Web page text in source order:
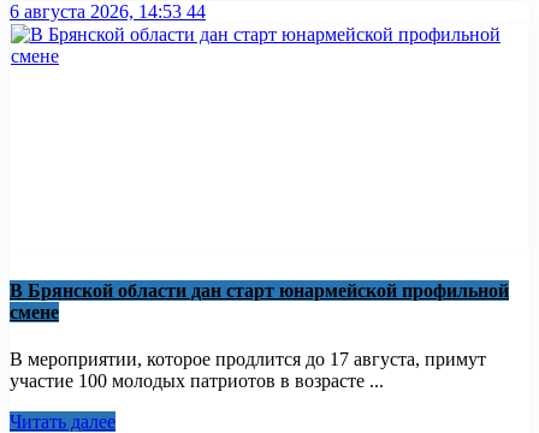
6 августа 2026, 14:53 44
В Брянской области дан старт юнармейской профильной
смене
В мероприятии, которое продлится до 17 августа, примут
участие 100 молодых патриотов в возрасте ...
Читать далее